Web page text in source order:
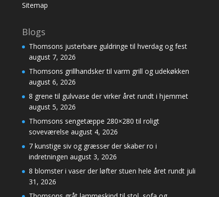
Sitemap
Blogs
Thomsons justerbare guldringe til hverdag og fest
august 7, 2026
Thomsons grillhandsker til varm grill og udekøkken
august 6, 2026
8 grene til gulvvase der virker året rundt i hjemmet
august 5, 2026
Thomsons sengetæppe 280×280 til roligt
soveværelse august 4, 2026
7 kunstige siv og græsser der skaber ro i
indretningen august 3, 2026
8 blomster i vaser der løfter stuen hele året rundt juli
31, 2026